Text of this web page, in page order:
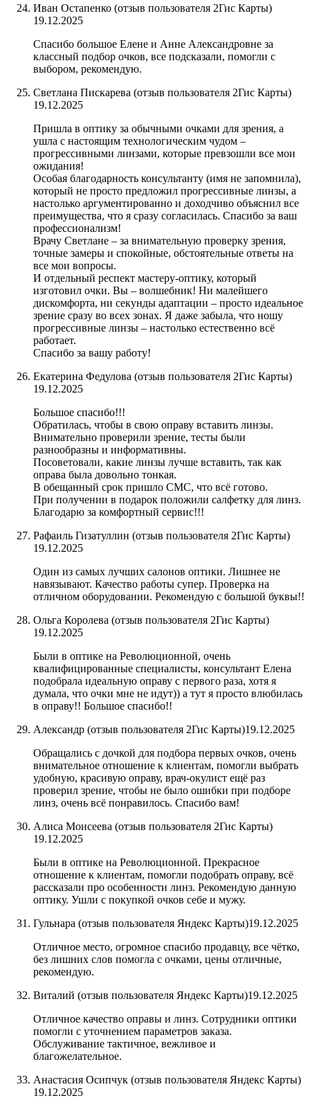
Иван Остапенко (отзыв пользователя 2Гис Карты)
19.12.2025
Спасибо большое Елене и Анне Александровне за
классный подбор очков, все подсказали, помогли с
выбором, рекомендую.
Светлана Пискарева​ (отзыв пользователя 2Гис Карты)
19.12.2025
Пришла в оптику за обычными очками для зрения, а
ушла с настоящим технологическим чудом –
прогрессивными линзами, которые превзошли все мои
ожидания!
Особая благодарность консультанту (имя не запомнила),
который не просто предложил прогрессивные линзы, а
настолько аргументированно и доходчиво объяснил все
преимущества, что я сразу согласилась. Спасибо за ваш
профессионализм!
Врачу Светлане – за внимательную проверку зрения,
точные замеры и спокойные, обстоятельные ответы на
все мои вопросы.
И отдельный респект мастеру-оптику, который
изготовил очки. Вы – волшебник! Ни малейшего
дискомфорта, ни секунды адаптации – просто идеальное
зрение сразу во всех зонах. Я даже забыла, что ношу
прогрессивные линзы – настолько естественно всё
работает.
Спасибо за вашу работу!
​Екатерина Федулова (отзыв пользователя 2Гис Карты)
19.12.2025
Большое спасибо!!!
Обратилась, чтобы в свою оправу вставить линзы.
Внимательно проверили зрение, тесты были
разнообразны и информативны.
Посоветовали, какие линзы лучше вставить, так как
оправа была довольно тонкая.
В обещанный срок пришло СМС, что всё готово.
При получении в подарок положили салфетку для линз.
Благодарю за комфортный сервис!!!
Рафаиль Гизатуллин (отзыв пользователя 2Гис Карты)
19.12.2025
Один из самых лучших салонов оптики. Лишнее не
навязывают. Качество работы супер. Проверка на
отличном оборудовании. Рекомендую с большой буквы!!
Ольга Королева​ (отзыв пользователя 2Гис Карты)
19.12.2025
Были в оптике на Революционной, очень
квалифицированные специалисты, консультант Елена
подобрала идеальную оправу с первого раза, хотя я
думала, что очки мне не идут)) а тут я просто влюбилась
в оправу!! Большое спасибо!!
Александр (отзыв пользователя 2Гис Карты)19.12.2025
Обращались с дочкой для подбора первых очков, очень
внимательное отношение к клиентам, помогли выбрать
удобную, красивую оправу, врач-окулист ещё раз
проверил зрение, чтобы не было ошибки при подборе
линз, очень всё понравилось. Спасибо вам!
Алиса Моисеева (отзыв пользователя 2Гис Карты)
19.12.2025
Были в оптике на Революционной. Прекрасное
отношение к клиентам, помогли подобрать оправу, всё
рассказали про особенности линз. Рекомендую данную
оптику. Ушли с покупкой очков себе и мужу.
Гульнара (отзыв пользователя Яндекс Карты)19.12.2025
Отличное место, огромное спасибо продавцу, все чётко,
без лишних слов помогла с очками, цены отличные,
рекомендую.
Виталий (отзыв пользователя Яндекс Карты)19.12.2025
Отличное качество оправы и линз. Сотрудники оптики
помогли с уточнением параметров заказа.
Обслуживание тактичное, вежливое и
благожелательное.
Анастасия Осипчук (отзыв пользователя Яндекс Карты)
19.12.2025